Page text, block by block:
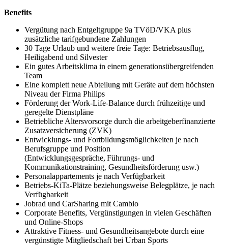
Benefits
Vergütung nach Entgeltgruppe 9a TVöD/VKA plus
zusätzliche tarifgebundene Zahlungen
30 Tage Urlaub und weitere freie Tage: Betriebsausflug,
Heiligabend und Silvester
Ein gutes Arbeitsklima in einem generationsübergreifenden
Team
Eine komplett neue Abteilung mit Geräte auf dem höchsten
Niveau der Firma Philips
Förderung der Work-Life-Balance durch frühzeitige und
geregelte Dienstpläne
Betriebliche Altersvorsorge durch die arbeitgeberfinanzierte
Zusatzversicherung (ZVK)
Entwicklungs- und Fortbildungsmöglichkeiten je nach
Berufsgruppe und Position
(Entwicklungsgespräche, Führungs- und
Kommunikationstraining, Gesundheitsförderung usw.)
Personalappartements je nach Verfügbarkeit
Betriebs-KiTa-Plätze beziehungsweise Belegplätze, je nach
Verfügbarkeit
Jobrad und CarSharing mit Cambio
Corporate Benefits, Vergünstigungen in vielen Geschäften
und Online-Shops
Attraktive Fitness- und Gesundheitsangebote durch eine
vergünstigte Mitgliedschaft bei Urban Sports